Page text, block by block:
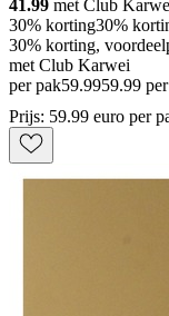
41.99 met Club
30% korting30%
30% korting,
met Club Karwei
per pak59.9959.99
Prijs: 59.99 euro per